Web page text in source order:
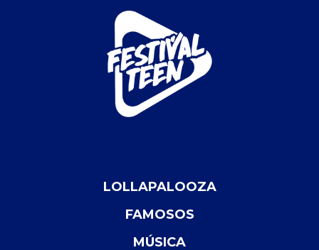
LOLLAPALOOZA
FAMOSOS
MÚSICA